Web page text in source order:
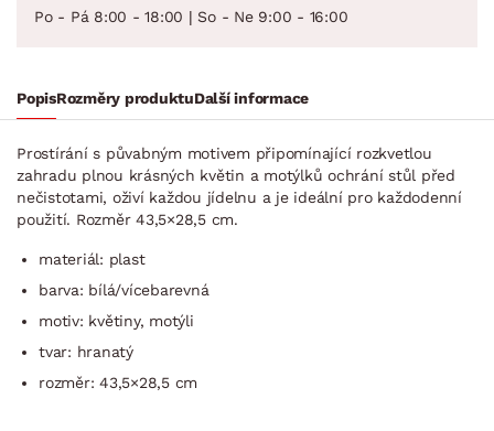
Po - Pá 8:00 - 18:00 | So - Ne 9:00 - 16:00
PopisRozměry produktuDalší informace
Prostírání s půvabným motivem připomínající rozkvetlou
zahradu plnou krásných květin a motýlků ochrání stůl před
nečistotami, oživí každou jídelnu a je ideální pro každodenní
použití. Rozměr 43,5×28,5 cm.
materiál: plast
barva: bílá/vícebarevná
motiv: květiny, motýli
tvar: hranatý
rozměr: 43,5×28,5 cm